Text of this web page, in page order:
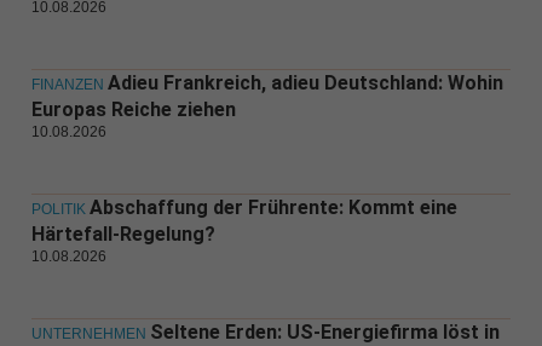
10.08.2026
FINANZEN Adieu Frankreich, adieu Deutschland: Wohin
Europas Reiche ziehen
10.08.2026
POLITIK Abschaffung der Frührente: Kommt eine
Härtefall-Regelung?
10.08.2026
UNTERNEHMEN Seltene Erden: US-Energiefirma löst in